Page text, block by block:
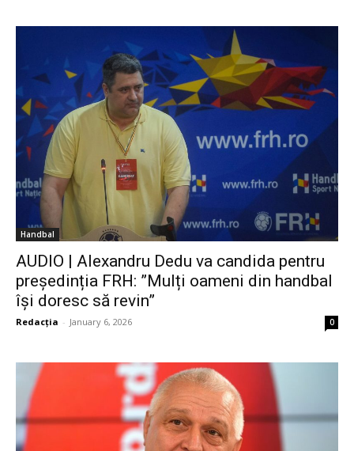
Handbal
AUDIO | Alexandru Dedu va candida pentru
președinția FRH: ”Mulți oameni din handbal
își doresc să revin”
Redacția - January 6, 2026 0